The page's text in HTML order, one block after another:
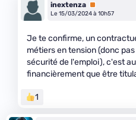
inextenza Premium
Le 15/03/2024 à 10h57
Je te confirme, un
métiers en tension (donc
sécurité de l'emploi), c'est
financièrement que être
1